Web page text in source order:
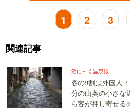
1 2 3
関連記事
湯に～く温泉旅
客の9割は外国人
分の山奥の小さな
ら客が押し寄せる